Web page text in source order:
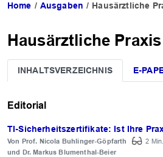
Home Ausgaben Hausärztliche
Hausärztliche Praxis
INHALTSVERZEICHNIS E-
Editorial
TI-Sicherheitszertifikate: Ist Ihre
Prof. Nicola Buhlinger-Göpfarth
Dr. Markus Blumenthal-Beier
2 Min.